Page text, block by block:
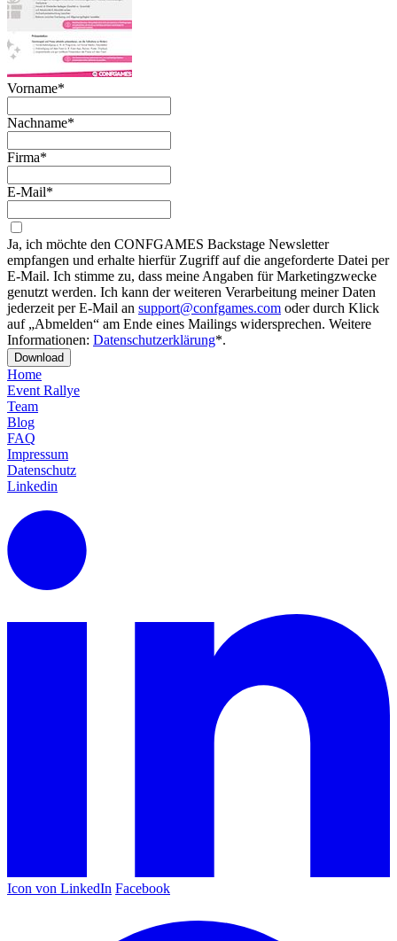
Vorname*
Nachname*
Firma*
E-Mail*
Ja, ich möchte den CONFGAMES Backstage Newsletter
empfangen und erhalte hierfür Zugriff auf die angeforderte Datei per
E-Mail. Ich stimme zu, dass meine Angaben für Marketingzwecke
genutzt werden. Ich kann der weiteren Verarbeitung meiner Daten
jederzeit per E-Mail an support@confgames.com oder durch Klick
auf „Abmelden“ am Ende eines Mailings widersprechen. Weitere
Informationen: Datenschutzerklärung*.
Download
Home
Event Rallye
Team
Blog
FAQ
Impressum
Datenschutz
Linkedin
Icon von LinkedIn Facebook